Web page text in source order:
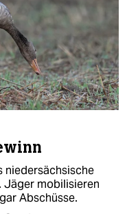
niedersächsische
Jäger mobilisieren
Abschüsse.